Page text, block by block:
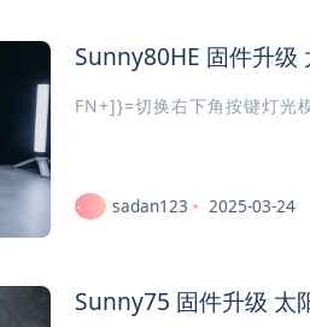
Sunny80HE 固件升级
FN+]}=切换右下角按键灯
sadan123 2025-03-24
Sunny75 固件